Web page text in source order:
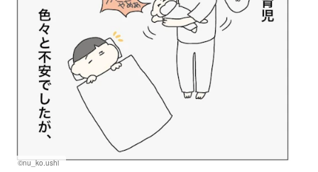
©nu_ko.ushi